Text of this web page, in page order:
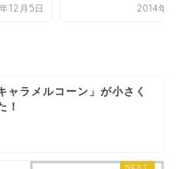
12月5日 2014年6
ャラメルコーン」が小さく
！